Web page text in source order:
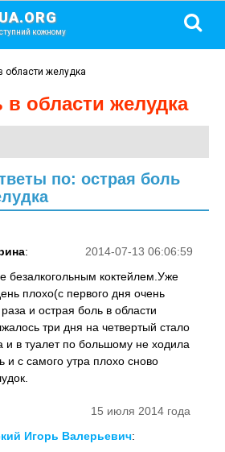
кожному
области желудка
в области желудка
по: острая боль
2014-07-13 06:06:59
:
безалкогольным коктейлем.Уже
плохо(с первого дня очень
и острая боль в области
три дня на четвертый стало
и в туалет по большому не ходила
и с самого утра плохо сново
15 июля 2014 года
Игорь Валерьевич: